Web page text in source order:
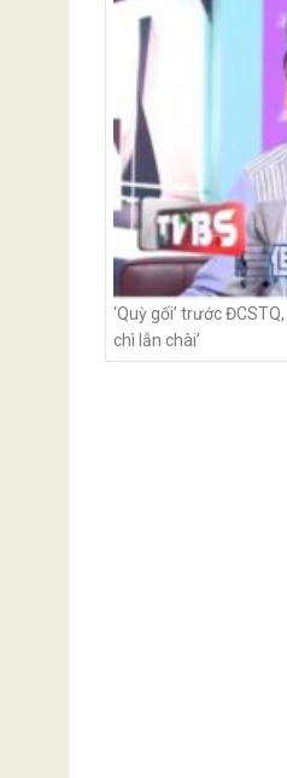
‘Quỳ gối’ trước
chì lẫn chài’